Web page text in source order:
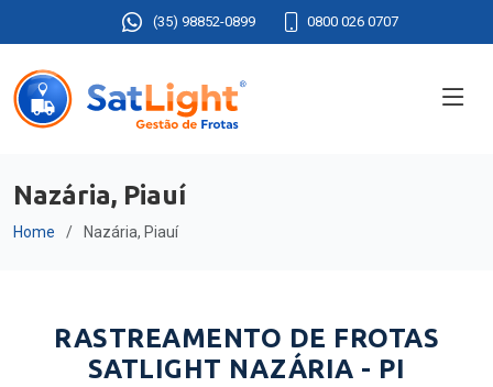
(35) 98852-0899 0800 026 0707
Nazária, Piauí
Home Nazária, Piauí
RASTREAMENTO DE FROTAS
SATLIGHT NAZÁRIA - PI